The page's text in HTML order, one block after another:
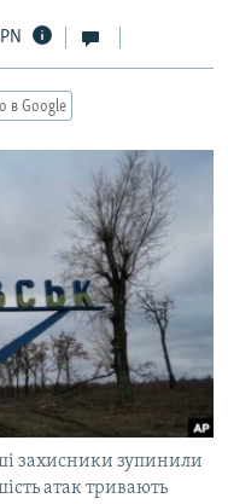
в Google
захисники зупинили
атак тривають